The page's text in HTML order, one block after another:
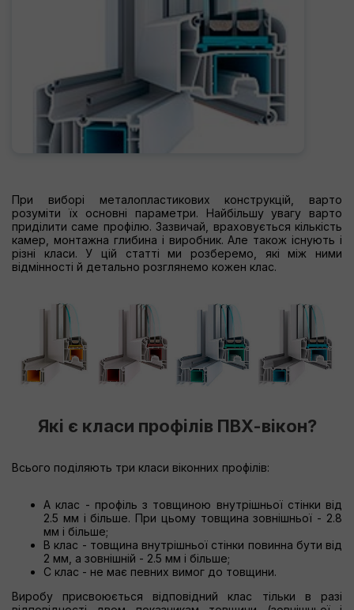
При виборі металопластикових конструкцій, варто
розуміти їх основні параметри. Найбільшу увагу варто
приділити саме профілю. Зазвичай, враховується кількість
камер, монтажна глибина і виробник. Але також існують і
різні класи. У цій статті ми розберемо, які між ними
відмінності й детально розглянемо кожен клас.
Які є класи профілів ПВХ-вікон?
Всього поділяють три класи віконних профілів:
А клас - профіль з товщиною внутрішньої стінки від
2.5 мм і більше. При цьому товщина зовнішньої - 2.8
мм і більше;
В клас - товщина внутрішньої стінки повинна бути від
2 мм, а зовнішній - 2.5 мм і більше;
С клас - не має певних вимог до товщини.
Виробу присвоюється відповідний клас тільки в разі